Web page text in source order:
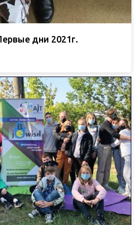
дни 2021г.